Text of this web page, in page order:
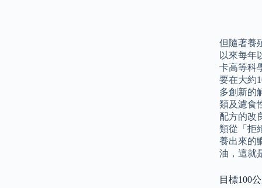
但隨著養
以來每年
卡高等科
要在大約
多創新的
類及濾食
配方的改
類從「拒
養出來的
油，這就
目標100